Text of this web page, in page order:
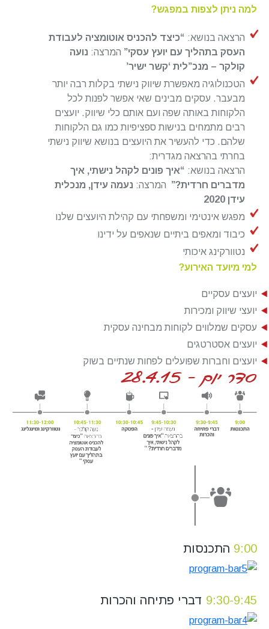
למה ניתן לצפות במפגש?
הרצאה בנושא: “כיצד להכניס אוטומציה לעבודת
העסק בתהליך עם יועץ עסקי” המרצה: נועה
קולקר – מנכ”לית ‘קשר ישיר’
הטכנולוגיה מאפשרת שיווק נישתי בקלות רבה יותר
מבעבר. עסקים מבינים שאי אפשר לפנות לכל
הלקוחות באותה שפה ועם אותם כלי שיווק. יועצים
רבים מתמחים בנישות ספציפיות כמו גם הלקוחות
שלהם. כדי להעשיר את היועצים בנושא שיווק נישתי
בחרתי בהרצאה מגדרית:
הרצאה בנושא: “איך פונים לקהל נישתי, איך
מדברים חרדית?” המרצה: נעמה עידן, מנכלית
עידן 2020
מפגש אינטימי ומשפחתי עם קהילת היועצים שלנו
כיבוד ומאפים ביתיים שנאפים על ידינו
נטוורקינג איכותי
למי מיועד האירוע?
יועצים עסקיים
יועצי שיווק ומכירות
עסקים שמלווים לקוחות מבחינה עסקית
יועצים אסטרטגים
יועצים וחברות שפועלים לפחות שנתיים בשוק
9:00 התכנסות
9:30-9:45 דברי פתיחה והכרות